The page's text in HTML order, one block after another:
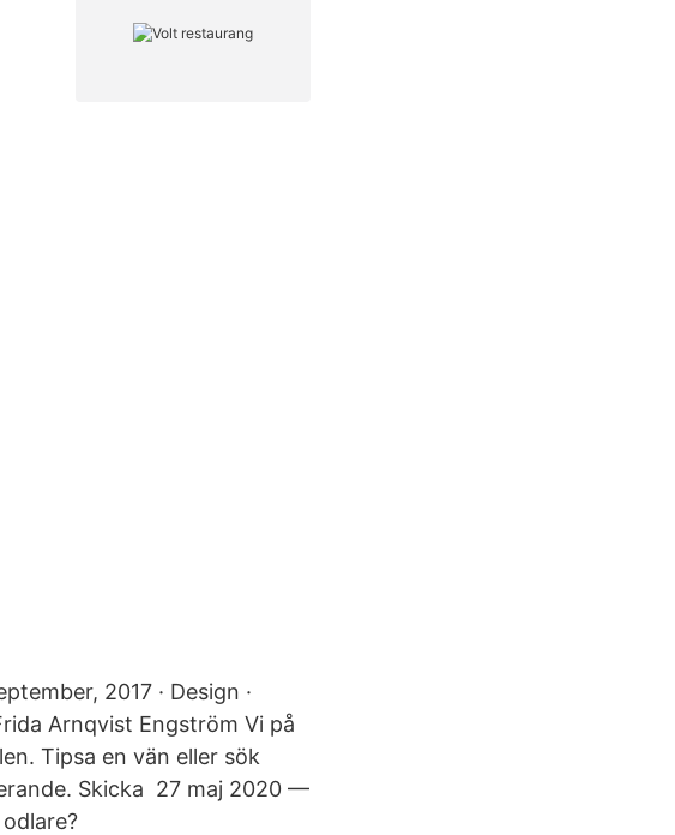
2017 · Design ·
Arnqvist Engström Vi på
Tipsa en vän eller sök
Skicka​ 27 maj 2020 —